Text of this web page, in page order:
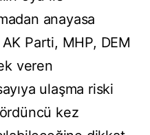
anayasa
Parti, MHP, DEM
veren
ulaşma riski
kez